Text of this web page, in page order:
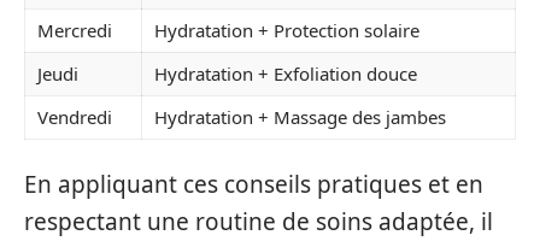
Mercredi
Hydratation + Protection solaire
Jeudi
Hydratation + Exfoliation douce
Vendredi
Hydratation + Massage des jambes
En appliquant ces conseils pratiques et en
respectant une routine de soins adaptée, il